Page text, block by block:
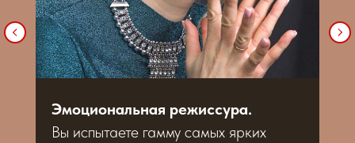
Эмоциональная режиссура.
Вы испытаете гамму самых ярких